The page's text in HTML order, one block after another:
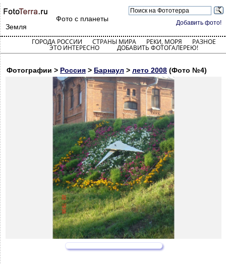
Добавить фото!
Фото с планеты
Земля
ГОРОДА РОССИИ СТРАНЫ МИРА РЕКИ, МОРЯ РАЗНОЕ
ЭТО ИНТЕРЕСНО ДОБАВИТЬ ФОТОГАЛЕРЕЮ!
Фотографии > Россия > Барнаул > лето 2008 (Фото №4)